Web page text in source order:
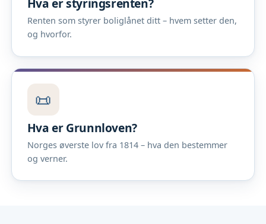
Hva er styringsrenten?
Renten som styrer boliglånet ditt – hvem setter den,
og hvorfor.
📜
Hva er Grunnloven?
Norges øverste lov fra 1814 – hva den bestemmer
og verner.